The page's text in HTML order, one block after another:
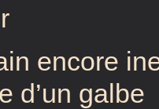
encore
d’un galbe